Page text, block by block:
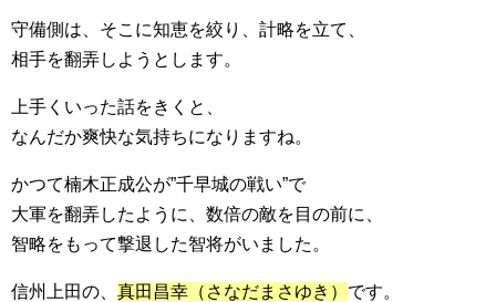
守備側は、そこに知恵を絞り、計略を立て、
相手を翻弄しようとします。
上手くいった話をきくと、
なんだか爽快な気持ちになりますね。
かつて楠木正成公が”千早城の戦い”で
大軍を翻弄したように、数倍の敵を目の前に、
智略をもって撃退した智将がいました。
信州上田の、 真田昌幸（さなだまさゆき） です。